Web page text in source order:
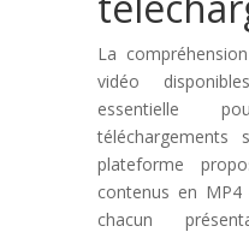
La
vidéo
essentielle
téléchargements
plateforme
contenus en MP4
chacun